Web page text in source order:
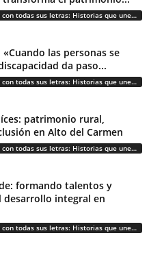
Provincia del Huasco con todas sus letras: Historias que unen cultura, diversidad e identidad
las personas se
da paso...
Provincia del Huasco con todas sus letras: Historias que unen cultura, diversidad e identidad
patrimonio rural,
en Alto del Carmen
Provincia del Huasco con todas sus letras: Historias que unen cultura, diversidad e identidad
formando talentos y
integral en
Provincia del Huasco con todas sus letras: Historias que unen cultura, diversidad e identidad